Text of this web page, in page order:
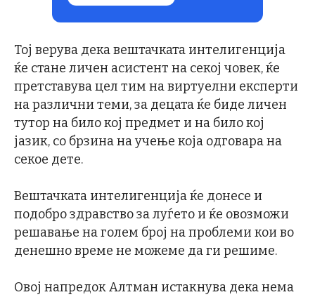
Тој верува дека вештачката интелигенција
ќе стане личен асистент на секој човек, ќе
претставува цел тим на виртуелни експерти
на различни теми, за децата ќе биде личен
тутор на било кој предмет и на било кој
јазик, со брзина на учење која одговара на
секое дете.
Вештачката интелигенција ќе донесе и
подобро здравство за луѓето и ќе овозможи
решавање на голем број на проблеми кои во
денешно време не можеме да ги решиме.
Овој напредок Алтман истакнува дека нема